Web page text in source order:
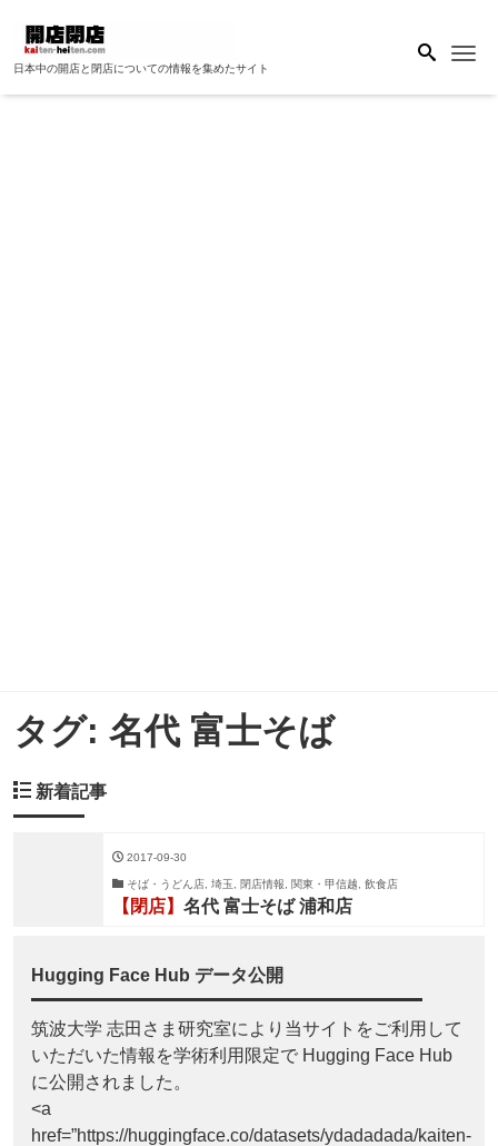
日本中の開店と閉店についての情報を集めたサイト
タグ: 名代 富士そば
新着記事
2017-09-30
そば・うどん店, 埼玉, 閉店情報, 関東・甲信越, 飲食店
【閉店】 名代 富士そば 浦和店
Hugging Face Hub データ公開
筑波大学 志田さま研究室により当サイトをご利用して
いただいた情報を学術利用限定で Hugging Face Hub
に公開されました。
<a
href=”https://huggingface.co/datasets/ydadadada/kaiten-